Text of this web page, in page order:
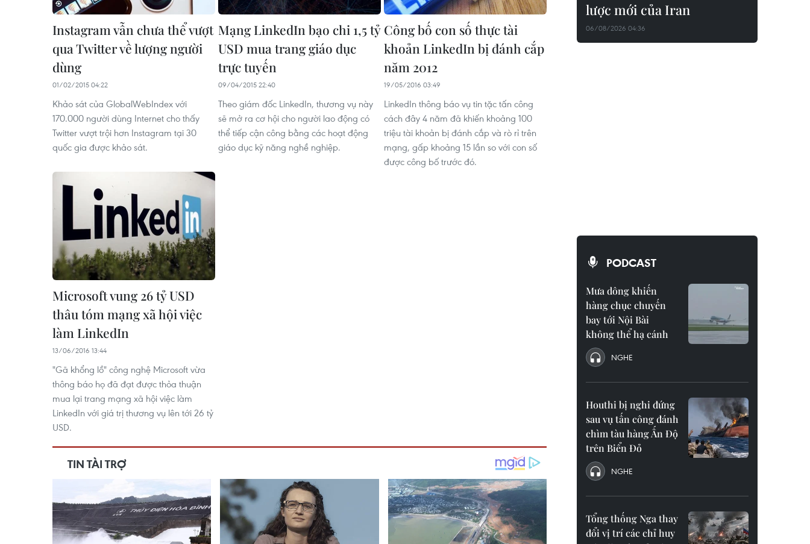
Instagram vẫn chưa thể vượt
qua Twitter về lượng người
dùng
01/02/2015 04:22
Khảo sát của GlobalWebIndex với
170.000 người dùng Internet cho thấy
Twitter vượt trội hơn Instagram tại 30
quốc gia được khảo sát.
Mạng LinkedIn bạo chi 1,5 tỷ
USD mua trang giáo dục
trực tuyến
09/04/2015 22:40
Theo giám đốc LinkedIn, thương vụ này
sẽ mở ra cơ hội cho người lao động có
thể tiếp cận công bằng các hoạt động
giáo dục kỹ năng nghề nghiệp.
Công bố con số thực tài
khoản LinkedIn bị đánh cắp
năm 2012
19/05/2016 03:49
LinkedIn thông báo vụ tin tặc tấn công
cách đây 4 năm đã khiến khoảng 100
triệu tài khoản bị đánh cắp và rò rỉ trên
mạng, gấp khoảng 15 lần so với con số
được công bố trước đó.
Microsoft vung 26 tỷ USD
thâu tóm mạng xã hội việc
làm LinkedIn
13/06/2016 13:44
"Gã khổng lồ" công nghệ Microsoft vừa
thông báo họ đã đạt được thỏa thuận
mua lại trang mạng xã hội việc làm
LinkedIn với giá trị thương vụ lên tới 26 tỷ
USD.
lược mới của Iran
06/08/2026 04:36
PODCAST
Mưa dông khiến
hàng chục chuyến
bay tới Nội Bài
không thể hạ cánh
NGHE
Houthi bị nghi đứng
sau vụ tấn công đánh
chìm tàu hàng Ấn Độ
trên Biển Đỏ
NGHE
Tổng thống Nga thay
đổi vị trí các chỉ huy